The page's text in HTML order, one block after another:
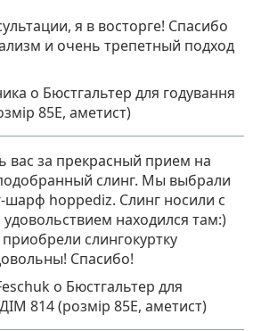
я в восторге! Спасибо
и очень трепетный подход
о Бюстгальтер для годування
85E, аметист)
вас за прекрасный прием на
слинг. Мы выбрали
шарф hoppediz. Слинг носили с
находился там:)
слингокуртку
Спасибо!
о Бюстгальтер для
814 (розмір 85E, аметист)